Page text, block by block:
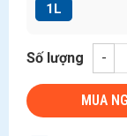
1L
Số lượng -
MUA